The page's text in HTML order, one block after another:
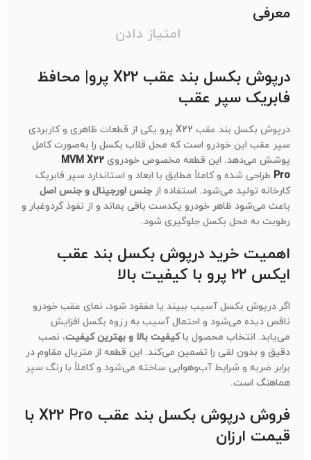
معرفی
امتیاز دادن
درپوش بکسل بند عقب X22 پرو| محافظ
فابریک سپر عقب
درپوش بکسل بند عقب X22 پرو یکی از قطعات ظاهری و کاربردی
سپر عقب این خودرو است که محل قلاب بکسل را به‌صورت کامل
پوشش می‌دهد. این قطعه مخصوص خودرویMVM X22
Pro طراحی شده و کاملاً مطابق با ابعاد و استاندارد سپر فابریک
کارخانه تولید می‌شود. استفاده ازجنس اورجینال و جنس اصل
باعث می‌شود ظاهر خودرو یکدست باقی بماند و از نفوذ گردوغبار و
رطوبت به محل بکسل جلوگیری شود.
اهمیت خرید درپوش بکسل بند عقب
ایکس 22 پرو با کیفیت بالا
اگر درپوش بکسل آسیب ببیند یا مفقود شود، نمای عقب خودرو
ناقص دیده می‌شود و احتمال آسیب به رزوه بکسل افزایش
می‌یابد. انتخاب محصول باکیفیت بالا و بهترین کیفیت، نصب
دقیق و بدون لقی را تضمین می‌کند. این قطعه از متریال مقاوم در
برابر ضربه و شرایط آب‌وهوایی ساخته می‌شود و کاملاً با رنگ سپر
هماهنگ است.
فروش درپوش بکسل بند عقب X22 Pro با
قیمت ارزان